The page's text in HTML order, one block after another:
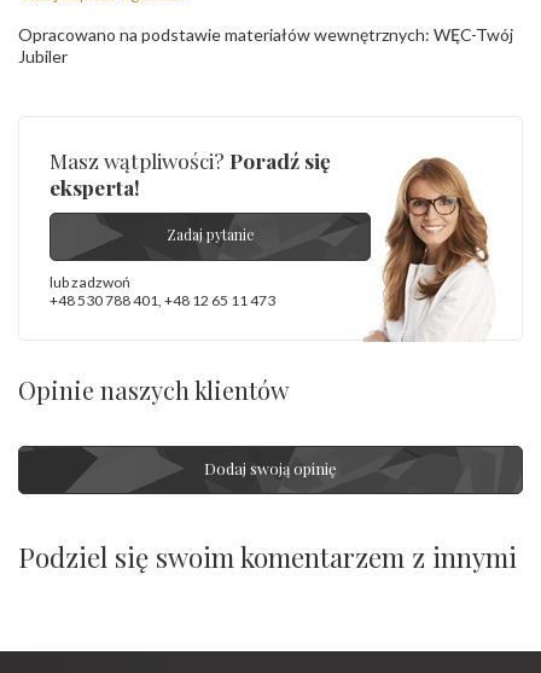
Opracowano na podstawie materiałów wewnętrznych: WĘC-Twój
Jubiler
Masz wątpliwości? Poradź się
eksperta!
Zadaj pytanie
lub zadzwoń
+48 530 788 401 +48 12 65 11 473
Opinie naszych klientów
Dodaj swoją opinię
Podziel się swoim komentarzem z innymi